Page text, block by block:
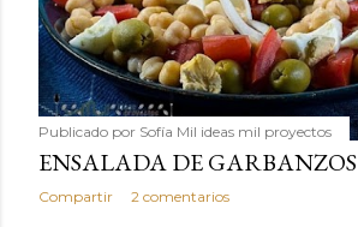
Publicado por Sofía Mil ideas mil proyectos
ENSALADA DE GARBANZOS
Compartir 2 comentarios